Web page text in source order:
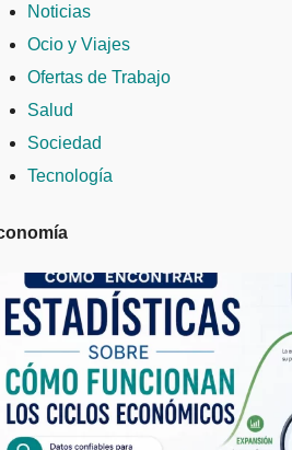
Noticias
Ocio y Viajes
Ofertas de Trabajo
Salud
Sociedad
Tecnología